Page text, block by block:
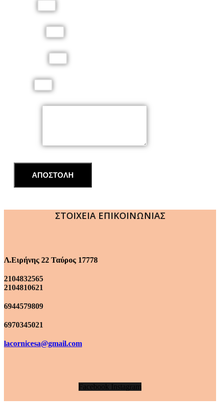
ΑΠΟΣΤΟΛΗ
ΣΤΟΙΧΕΙΑ ΕΠΙΚΟΙΝΩΝΙΑΣ
Λ.Ειρήνης 22 Ταύρος 17778
2104832565
2104810621
6944579809
6970345021
lacornicesa@gmail.com
Facebook Instagram